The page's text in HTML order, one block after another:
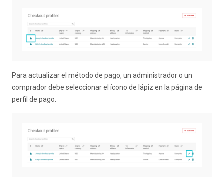
Para actualizar el método de pago, un administrador o un
comprador debe seleccionar el ícono de lápiz en la página de
perfil de pago.